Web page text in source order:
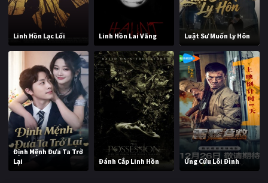
Linh Hồn Lạc Lối Linh Hồn Lai Vãng Luật Sư Muốn Ly Hôn
Định Mệnh Đưa Ta Trở
Lại
Đánh Cắp Linh Hồn Ứng Cứu Lôi Đình